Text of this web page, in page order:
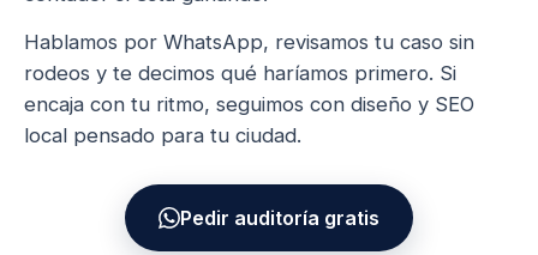
Hablamos por WhatsApp, revisamos tu caso sin
rodeos y te decimos qué haríamos primero. Si
encaja con tu ritmo, seguimos con diseño y SEO
local pensado para tu ciudad.
Pedir auditoría gratis